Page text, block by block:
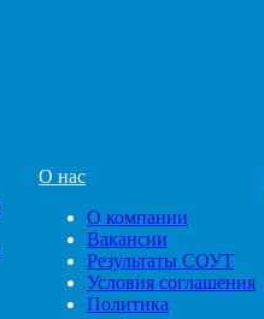
О нас
О компании
Вакансии
Результаты СОУТ
Условия соглашения
Политика